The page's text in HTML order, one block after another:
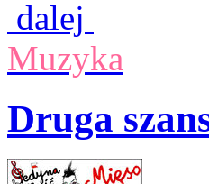
dalej
Muzyka
Druga